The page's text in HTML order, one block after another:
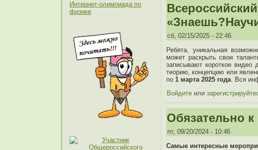
Интернет-олимпиада по
физике
сб, 02/15/2025 - 22:46
Ребята, уникальная
может раскрыть свои
записывают короткое видео
теорию, концепцию или
по 1 марта 2025 года. Вся
Войдите или
Обязательно
пт, 09/20/2024 - 10:46
Самые интересные